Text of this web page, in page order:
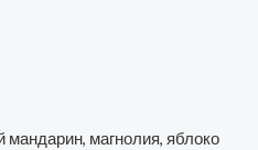
мандарин, магнолия, яблоко